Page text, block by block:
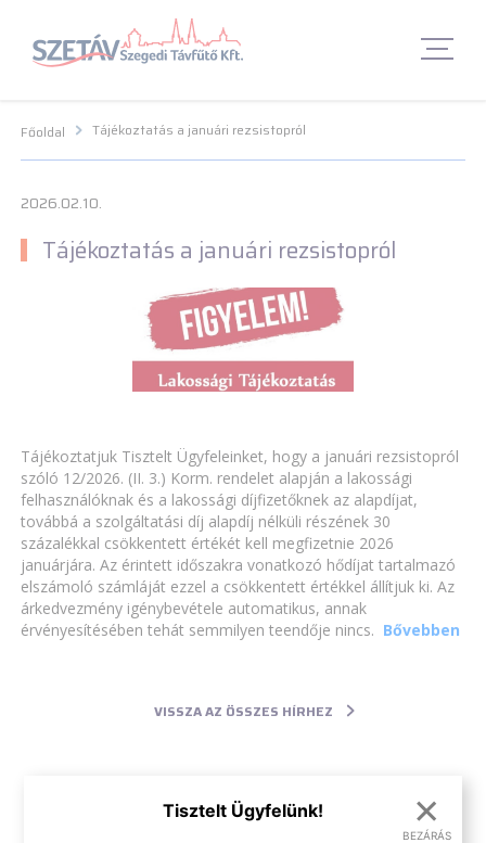
Navigációs menü segédlet
Fő Navigációs menü Fő Navigációs menü Fő tartalom Fő
Főoldal Tájékoztatás a januári rezsistopról
2026.02.10.
Tájékoztatás a januári rezsistopról
Tájékoztatjuk Tisztelt Ügyfeleinket, hogy a januári rezsistopról
szóló 12/2026. (II. 3.) Korm. rendelet alapján a lakossági
felhasználóknak és a lakossági díjfizetőknek az alapdíjat,
továbbá a szolgáltatási díj alapdíj nélküli részének 30
százalékkal csökkentett értékét kell megfizetnie 2026
januárjára. Az érintett időszakra vonatkozó hődíjat tartalmazó
elszámoló számláját ezzel a csökkentett értékkel állítjuk ki. Az
árkedvezmény igénybevétele automatikus, annak
érvényesítésében tehát semmilyen teendője nincs. Bővebben
VISSZA AZ ÖSSZES HÍRHEZ
×
BEZÁRÁS
Tisztelt Ügyfelünk!